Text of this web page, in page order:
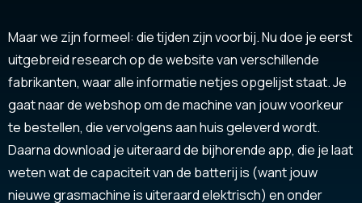
Maar we zijn formeel: die tijden zijn voorbij. Nu doe je eerst
uitgebreid research op de website van verschillende
fabrikanten, waar alle informatie netjes opgelijst staat. Je
gaat naar de webshop om de machine van jouw voorkeur
te bestellen, die vervolgens aan huis geleverd wordt.
Daarna download je uiteraard de bijhorende app, die je laat
weten wat de capaciteit van de batterij is (want jouw
nieuwe grasmachine is uiteraard elektrisch) en onder